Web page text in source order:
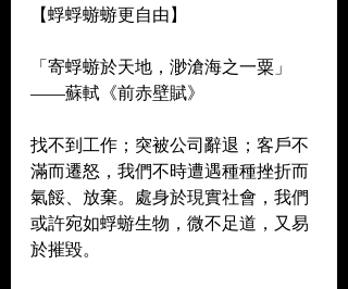
【蜉蜉蝣蝣更自由】
「寄蜉蝣於天地，渺滄海之一粟」
——蘇軾《前赤壁賦》
找不到工作；突被公司辭退；客戶不
滿而遷怒，我們不時遭遇種種挫折而
氣餒、放棄。處身於現實社會，我們
或許宛如蜉蝣生物，微不足道，又易
於摧毀。